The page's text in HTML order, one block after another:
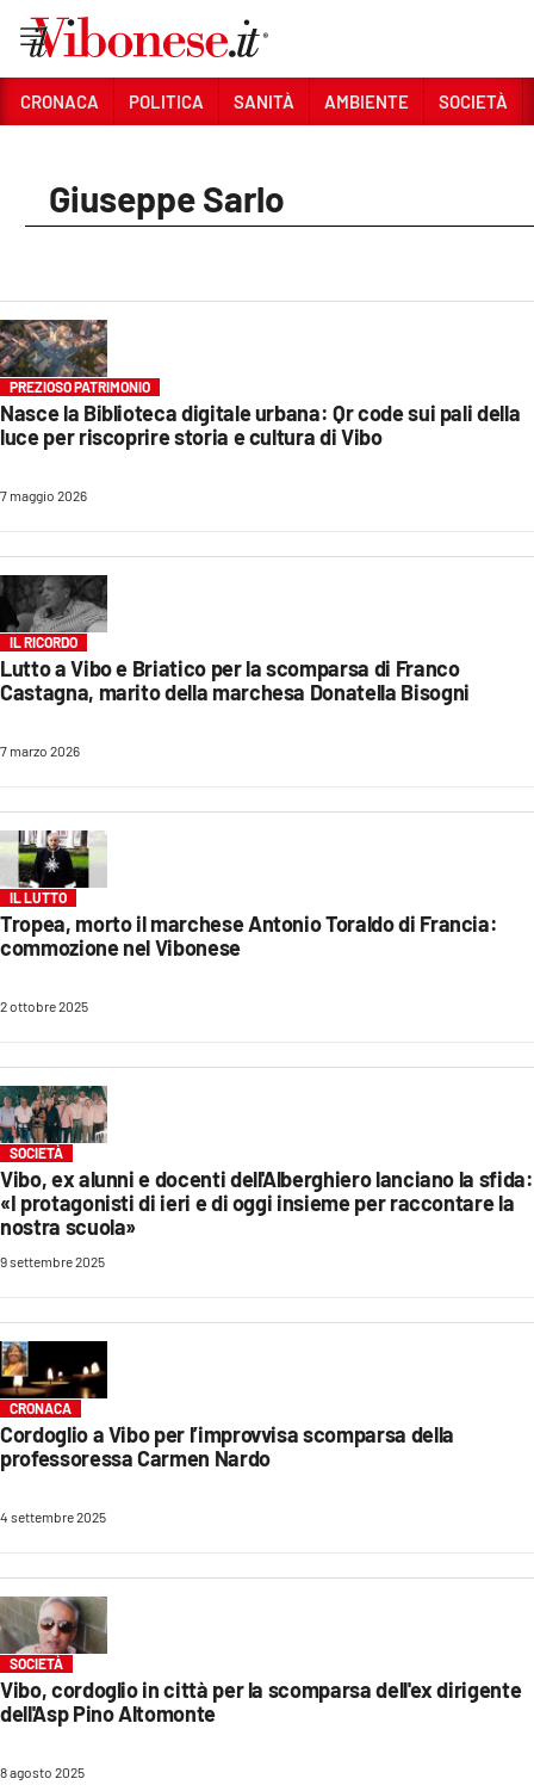
CRONACA
AMBIENTE
SOCIETÀ
CULTURA
ECONOMIA E LAVORO
SPORT
Streaming
LAC TV
LAC NETWORK
LAC ONAIR
LaC
Network
LACPLAY.IT
LACITYMAG.IT
ILREGGINO.IT
COSENZACHANNEL.IT
App
ANDROID
APPLE
CRONACA POLITICA SANITÀ AMBIENTE SOCIETÀ
Giuseppe Sarlo
PREZIOSO PATRIMONIO
Nasce la Biblioteca digitale urbana: Qr code sui pali della
luce per riscoprire storia e cultura di Vibo
7 maggio 2026
IL RICORDO
Lutto a Vibo e Briatico per la scomparsa di Franco
Castagna, marito della marchesa Donatella Bisogni
7 marzo 2026
IL LUTTO
Tropea, morto il marchese Antonio Toraldo di Francia:
commozione nel Vibonese
2 ottobre 2025
SOCIETÀ
Vibo, ex alunni e docenti dell'Alberghiero lanciano la sfida:
«I protagonisti di ieri e di oggi insieme per raccontare la
nostra scuola»
9 settembre 2025
CRONACA
Cordoglio a Vibo per l’improvvisa scomparsa della
professoressa Carmen Nardo
4 settembre 2025
SOCIETÀ
Vibo, cordoglio in città per la scomparsa dell'ex dirigente
dell'Asp Pino Altomonte
8 agosto 2025